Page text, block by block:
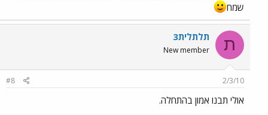
שמח
ת תלתלית3
New member
2/3/10
#8
אולי תבנו אמון בהתחלה.